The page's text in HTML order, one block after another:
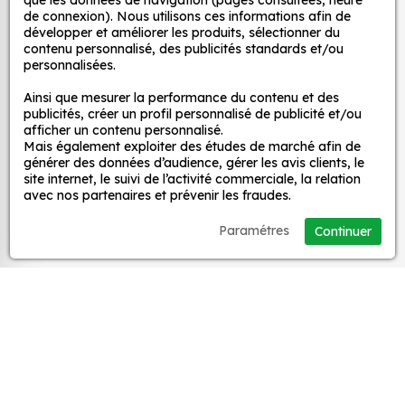
Une grande variété de motifs et de couleurs :
nos Sticker Logo FFSA sont disponibles dans
une large gamme de motifs et de couleurs, ce
pour votre décoration.
Une installation facile : nos stickers sont faciles
à installer, même pour les débutants. Il suffit de
les décoller de leur support et de les coller sur
la surface souhaitée. Vous pouvez vous aider
Une durabilité élevée : nos stickers sont
fabriqués à partir de matériaux de haute
MPA Déco
Nos services
Nos sites
Mon Compte
de connexion). Nous utilisons ces informations afin de
développer et améliorer les produits, sélectionner du
contenu personnalisé, des publicités standards et/ou
personnalisées.
Ainsi que mesurer la performance du contenu et des
publicités, créer un profil personnalisé de publicité et/ou
afficher un contenu personnalisé.
Mais également exploiter des études de marché afin de
générer des données d’audience, gérer les avis clients, le
site internet, le suivi de l’activité commerciale, la relation
avec nos partenaires et prévenir les fraudes.
Continuer
Paramétres